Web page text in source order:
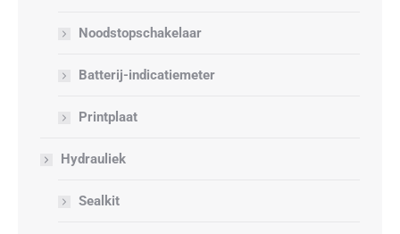
Noodstopschakelaar
Batterij-indicatiemeter
Printplaat
Hydrauliek
Sealkit